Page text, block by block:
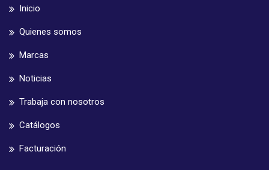
Inicio
Quienes somos
Marcas
Noticias
Trabaja con nosotros
Catálogos
Facturación